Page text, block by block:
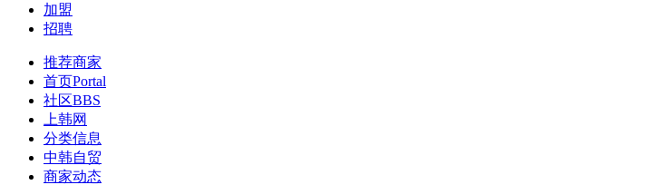
加盟
招聘
推荐商家
首页Portal
社区BBS
上韩网
分类信息
中韩自贸
商家动态